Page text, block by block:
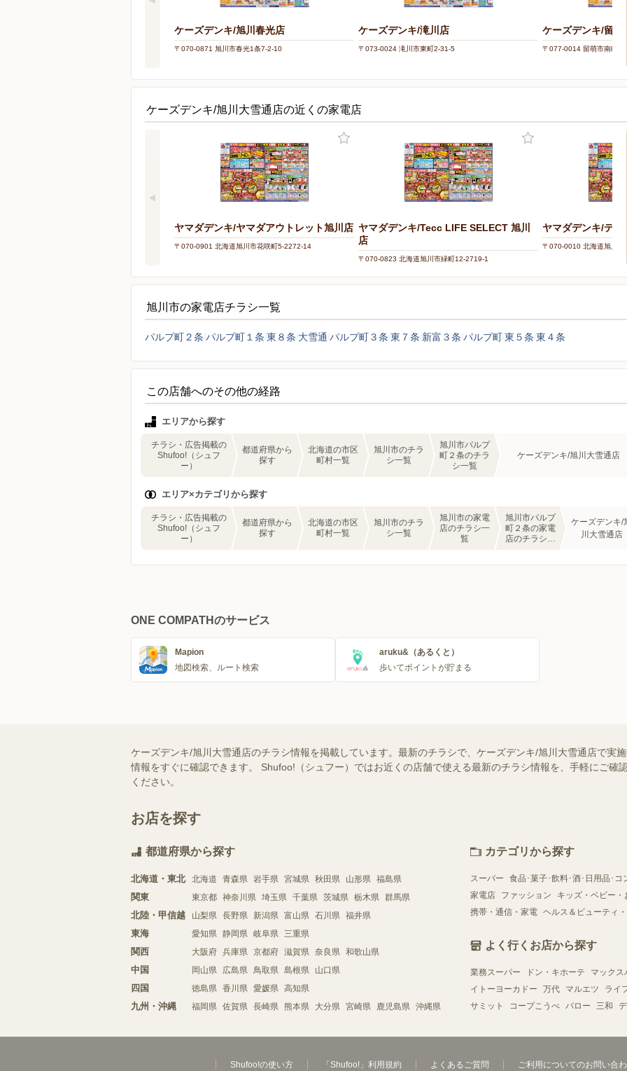
ケーズデンキ/旭川春光店
〒070-0871 旭川市春光1条7-2-10
ケーズデンキ/滝川店
〒073-0024 滝川市東町2-31-5
ケーズデンキ/留萌
〒077-0014 留萌市南町3-
ケーズデンキ/旭川大雪通店の近くの家電店
ヤマダデンキ/ヤマダアウトレット旭川店
〒070-0901 北海道旭川市花咲町5-2272-14
ヤマダデンキ/Tecc LIFE SELECT 旭川
店
〒070-0823 北海道旭川市緑町12-2719-1
ヤマダデンキ/テッ
〒070-0010 北海道旭川市
旭川市の家電店チラシ一覧
パルプ町２条 パルプ町１条 東８条 大雪通 パルプ町３条 東７条 新富３条 パルプ町東５条 東４条
この店舗へのその他の経路
エリアから探す
チラシ・広告掲載の
Shufoo!（シュフ
ー）
都道府県から
探す
北海道の市区
町村一覧
旭川市のチラ
シ一覧
旭川市パルプ
町２条のチラ
シ一覧
ケーズデンキ/旭川大雪通店
エリア×カテゴリから探す
チラシ・広告掲載の
Shufoo!（シュフ
ー）
都道府県から
探す
北海道の市区
町村一覧
旭川市のチラ
シ一覧
旭川市の家電
店のチラシ一
覧
旭川市パルプ
町２条の家電
店のチラシ一
ケーズデンキ/
川大雪通店
ONE COMPATHのサービス
Mapion
地図検索、ルート検索
aruku&（あるくと）
歩いてポイントが貯まる
ケーズデンキ/旭川大雪通店のチラシ情報を掲載しています。最新のチラシで、ケーズデンキ/旭川大雪通店で実
情報をすぐに確認できます。 Shufoo!（シュフー）ではお近くの店舗で使える最新のチラシ情報を、手軽にご確
ください。
お店を探す
都道府県から探す
北海道・東北 北海道 青森県 岩手県 宮城県 秋田県 山形県 福島県
関東 東京都 神奈川県 埼玉県 千葉県 茨城県 栃木県 群馬県
北陸・甲信越 山梨県 長野県 新潟県 富山県 石川県 福井県
東海 愛知県 静岡県 岐阜県 三重県
関西 大阪府 兵庫県 京都府 滋賀県 奈良県 和歌山県
中国 岡山県 広島県 鳥取県 島根県 山口県
四国 徳島県 香川県 愛媛県 高知県
九州・沖縄 福岡県 佐賀県 長崎県 熊本県 大分県 宮崎県 鹿児島県 沖縄県
カテゴリから探す
スーパー 食品･菓子･飲料･酒･日用品･コ
家電店
ファッション キッズ・ベビー・
携帯・通信・家電 ヘルス＆ビューティ
よく行くお店から探す
業務スーパー ドン・キホーテ マックス
イトーヨーカドー
万代 マルエツ ライ
サミット
コープこうべ バロー 三和
Shufoo!の使い方 「Shufoo!」利用規約 よくあるご質問 ご利用についてのお問い合